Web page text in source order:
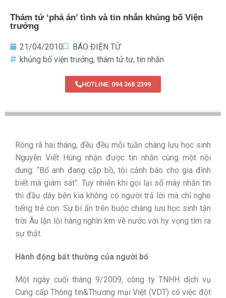
Thám tử ‘phá án’ tình và tin nhắn khủng bố Viện
trưởng
21/04/2010
BÁO ĐIỆN TỬ
khủng bố viện trưởng, thám tử tư, tin nhắn
HOTLINE: 094.368.2399
Ròng rã hai tháng, đều đều mỗi tuần chàng lưu học sinh
Nguyễn Viết Hùng nhận được tin nhắn cùng một nội
dung: “Bố anh đang cặp bồ, tôi cảnh báo cho gia đình
biết mà giám sát”. Tuy nhiên khi gọi lại số máy nhắn tin
thì đầu dây bên kia không có người trả lời mà chỉ nghe
tiếng trẻ con. Sự bí ẩn trên buộc chàng lưu học sinh tận
trời Âu lặn lội hàng nghìn km về nước với hy vọng tìm ra
sự thật.
Hành động bất thường của người bố
Một ngày cuối tháng 9/2009, công ty TNHH dịch vụ
Cung cấp Thông tin&Thương mại Việt (VDT) có việc đột